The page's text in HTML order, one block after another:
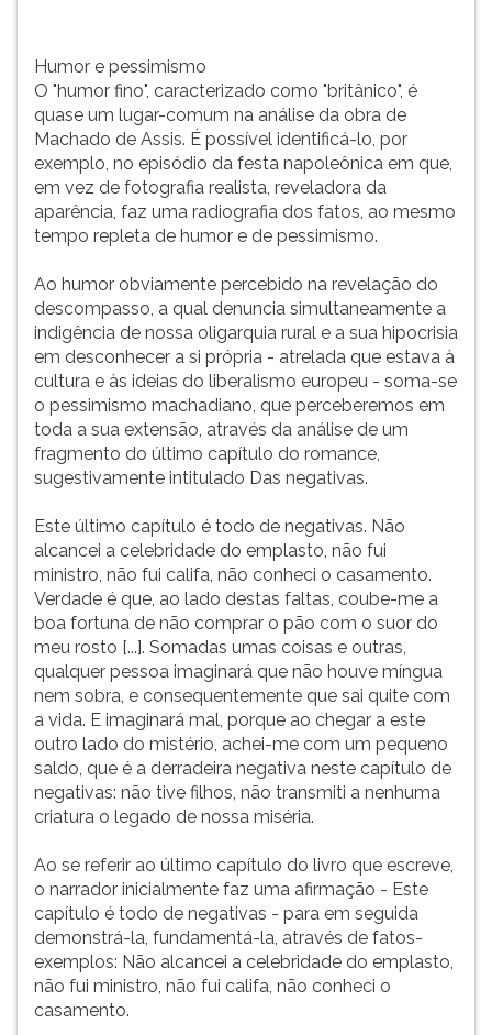
Humor e pessimismo
O "humor fino", caracterizado como "britânico", é
quase um lugar-comum na análise da obra de
Machado de Assis. É possível identificá-lo, por
exemplo, no episódio da festa napoleônica em que,
em vez de fotografia realista, reveladora da
aparência, faz uma radiografia dos fatos, ao mesmo
tempo repleta de humor e de pessimismo.
Ao humor obviamente percebido na revelação do
descompasso, a qual denuncia simultaneamente a
indigência de nossa oligarquia rural e a sua hipocrisia
em desconhecer a si própria - atrelada que estava à
cultura e às ideias do liberalismo europeu - soma-se
o pessimismo machadiano, que perceberemos em
toda a sua extensão, através da análise de um
fragmento do último capítulo do romance,
sugestivamente intitulado Das negativas.
Este último capítulo é todo de negativas. Não
alcancei a celebridade do emplasto, não fui
ministro, não fui califa, não conheci o casamento.
Verdade é que, ao lado destas faltas, coube-me a
boa fortuna de não comprar o pão com o suor do
meu rosto [...]. Somadas umas coisas e outras,
qualquer pessoa imaginará que não houve míngua
nem sobra, e consequentemente que sai quite com
a vida. E imaginará mal, porque ao chegar a este
outro lado do mistério, achei-me com um pequeno
saldo, que é a derradeira negativa neste capítulo de
negativas: não tive filhos, não transmiti a nenhuma
criatura o legado de nossa miséria.
Ao se referir ao último capítulo do livro que escreve,
o narrador inicialmente faz uma afirmação - Este
capítulo é todo de negativas - para em seguida
demonstrá-la, fundamentá-la, através de fatos-
exemplos: Não alcancei a celebridade do emplasto,
não fui ministro, não fui califa, não conheci o
casamento.